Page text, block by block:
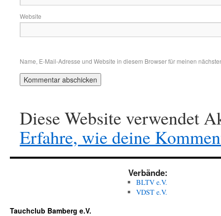
Website
Name, E-Mail-Adresse und Website in diesem Browser für meinen
Diese Website verwendet
Erfahre, wie deine
Verbände:
BLTV e.V.
VDST e.V.
Tauchclub Bamberg e.V.